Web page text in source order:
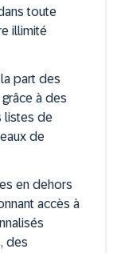
toute
illimité
part des
à des
listes de
de
en dehors
accès à
des